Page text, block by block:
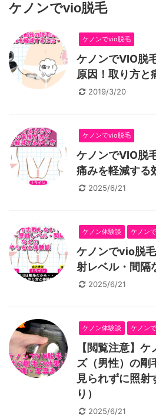
ケノンでvio脱毛
ケノンでvio脱毛
ケノンでVIO脱
原因！取り方と
2019/3/20
ケノンでvio脱毛
ケノンでVIO脱
痛みを軽減する
2025/6/21
ケノン体験談 ケノン
ケノンでvio脱
射レベル・間隔
2025/6/21
ケノン体験談 ケノン
【閲覧注意】
ズ（男性）の剛
見られずに照射
り）
2025/6/21